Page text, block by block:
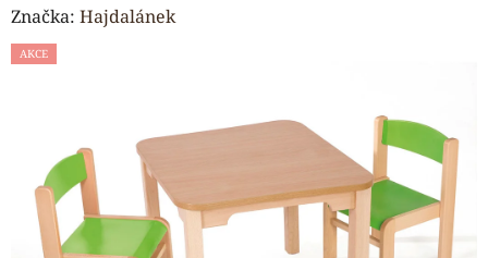
hodnocení
produktu
hvězdiček.
Značka: Hajdalánek
AKCE